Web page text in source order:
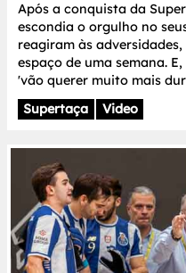
Após a conquista da
escondia o orgulho no
reagiram às
espaço de uma semana.
'vão querer muito mais
Supertaça
Video